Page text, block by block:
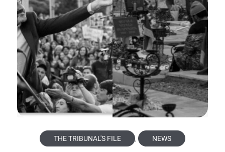
THE TRIBUNAL'S FILE , NEWS